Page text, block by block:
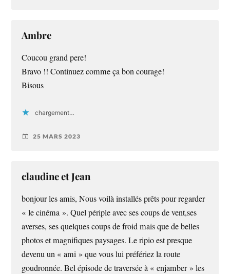
Ambre
Coucou grand pere!
Bravo !! Continuez comme ça bon courage!
Bisous
chargement…
25 MARS 2023
claudine et Jean
bonjour les amis, Nous voilà installés prêts pour regarder
« le cinéma ». Quel périple avec ses coups de vent,ses
averses, ses quelques coups de froid mais que de belles
photos et magnifiques paysages. Le ripio est presque
devenu un « ami » que vous lui préfériez la route
goudronnée. Bel épisode de traversée à « enjamber » les